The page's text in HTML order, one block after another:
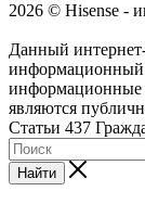
2026 © Hisense -
Данный
информационный
информационные
являются
Статьи 437
Найти